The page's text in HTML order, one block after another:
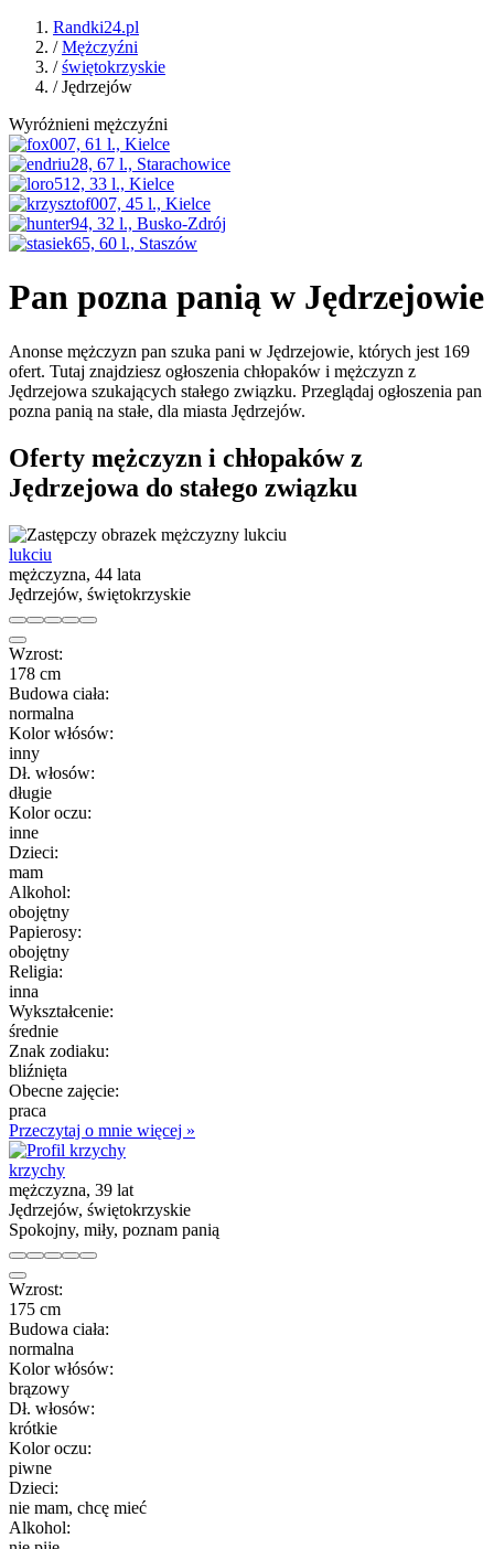
Randki24.pl
/Mężczyźni
/świętokrzyskie
/ Jędrzejów
Wyróżnieni mężczyźni
Pan pozna panią w Jędrzejowie
Anonse mężczyzn pan szuka pani w Jędrzejowie, których jest 169
ofert. Tutaj znajdziesz ogłoszenia chłopaków i mężczyzn z
Jędrzejowa szukających stałego związku. Przeglądaj ogłoszenia pan
pozna panią na stałe, dla miasta Jędrzejów.
Oferty mężczyzn i chłopaków z
Jędrzejowa do stałego związku
lukciu
mężczyzna, 44 lata
Jędrzejów, świętokrzyskie
Wzrost:
178 cm
Budowa ciała:
normalna
Kolor włósów:
inny
Dł. włosów:
długie
Kolor oczu:
inne
Dzieci:
mam
Alkohol:
obojętny
Papierosy:
obojętny
Religia:
inna
Wykształcenie:
średnie
Znak zodiaku:
bliźnięta
Obecne zajęcie:
praca
Przeczytaj o mnie więcej »
krzychy
mężczyzna, 39 lat
Jędrzejów, świętokrzyskie
Spokojny, miły, poznam panią
Wzrost:
175 cm
Budowa ciała:
normalna
Kolor włósów:
brązowy
Dł. włosów:
krótkie
Kolor oczu:
piwne
Dzieci:
nie mam, chcę mieć
Alkohol: